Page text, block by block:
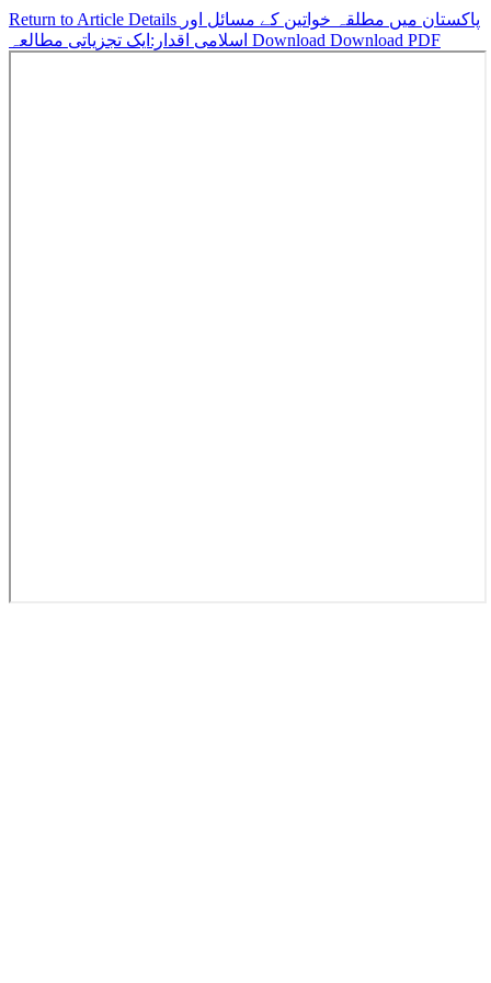
Return to Article Details پاکستان میں مطلقہ خواتین کے مسائل اور
Download Download PDF